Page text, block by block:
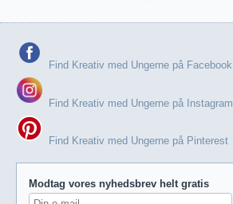
Find Kreativ med Ungerne på Facebook
Find Kreativ med Ungerne på Instagram
Find Kreativ med Ungerne på Pinterest
Modtag vores nyhedsbrev helt gratis